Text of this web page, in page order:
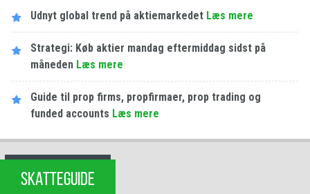
Udnyt global trend på aktiemarkedet Læs mere
Strategi: Køb aktier mandag eftermiddag sidst på
måneden Læs mere
Guide til prop firms, propfirmaer, prop trading og
funded accounts Læs mere
SKATTEGUIDE